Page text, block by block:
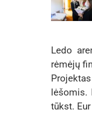
Ledo
rėmėjų
lėšomis.
tūkst.